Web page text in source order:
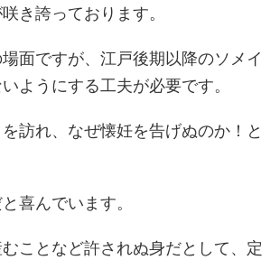
き誇っております。
面ですが、江戸後期以降のソメイ
ようにする工夫が必要です。
訪れ、なぜ懐妊を告げぬのか！と
喜んでいます。
ことなど許されぬ身だとして、定